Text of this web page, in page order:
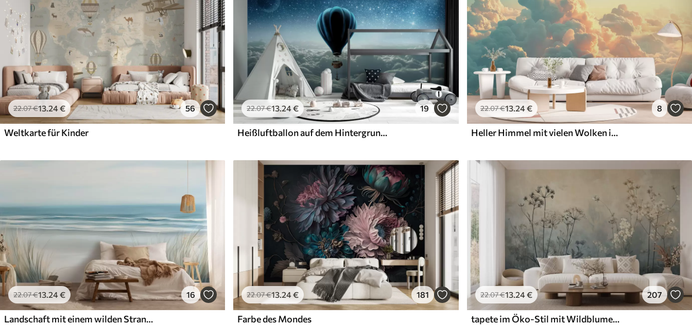
22.07€13.24€ 56
Weltkarte für Kinder
22.07€13.24€ 19
Heißluftballon auf dem Hintergrund des Nachthimmels
22.07€13.24€ 8
Heller Himmel mit vielen Wolken in hellen Farben
22.07€13.24€ 16
Landschaft mit einem wilden Strand im Stil der Ölmalerei
22.07€13.24€ 181
Farbe des Mondes
22.07€13.24€ 207
tapete im Öko-Stil mit Wildblumen und Pflanzen auf strukturiertem Hintergrund